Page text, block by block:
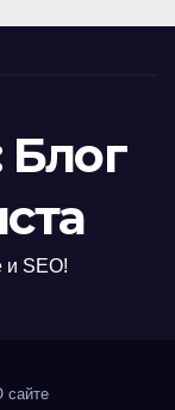
Блог
и SEO!
сайте